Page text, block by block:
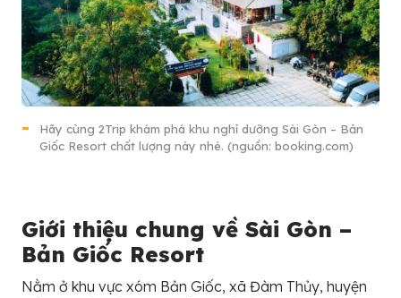
Hãy cùng 2Trip khám phá khu nghỉ dưỡng Sài Gòn – Bản
Giốc Resort chất lượng này nhé. (nguồn: booking.com)
Giới thiệu chung về Sài Gòn –
Bản Giốc Resort
Nằm ở khu vực xóm Bản Giốc, xã Đàm Thủy, huyện